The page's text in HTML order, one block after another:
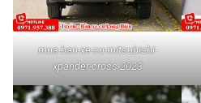
mua-ban-xe-cu-mitsubishi-
xpander-cross-2023